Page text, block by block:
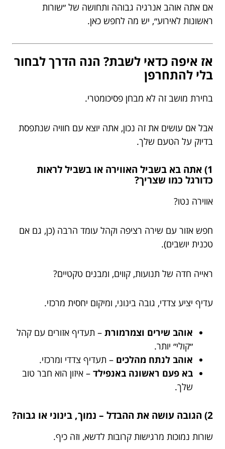
אם אתה אוהב אנרגיה גבוהה ותחושה של ״שורות
ראשונות לאירוע״, יש מה לחפש כאן.
אז איפה כדאי לשבת? הנה הדרך לבחור
בלי להתחרפן
בחירת מושב זה לא מבחן פסיכומטרי.
אבל אם עושים את זה נכון, אתה יוצא עם חוויה שנתפסת
בדיוק על הטעם שלך.
1) אתה בא בשביל האווירה או בשביל לראות
כדורגל כמו שצריך?
אווירה נטו?
חפש אזור עם שירה רציפה וקהל עומד הרבה (כן, גם אם
טכנית יושבים).
ראייה חדה של תנועות, קווים, ומבנים טקטיים?
עדיף יציע צדדי, גובה בינוני, ומיקום יחסית מרכזי.
אוהב שירים וצמרמורת – תעדיף אזורים עם קהל
״קולי״ יותר.
אוהב לנתח מהלכים – תעדיף צדדי ומרכזי.
בא פעם ראשונה באנפילד – איזון הוא חבר טוב
שלך.
2) הגובה עושה את ההבדל – נמוך, בינוני או גבוה?
שורות נמוכות מרגישות קרובות לדשא, וזה כיף.